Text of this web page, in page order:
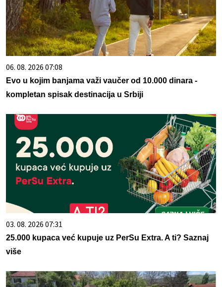
06. 08. 2026 07:08
Evo u kojim banjama važi vaučer od 10.000 dinara -
kompletan spisak destinacija u Srbiji
03. 08. 2026 07:31
25.000 kupaca već kupuje uz PerSu Extra. A ti? Saznaj
više